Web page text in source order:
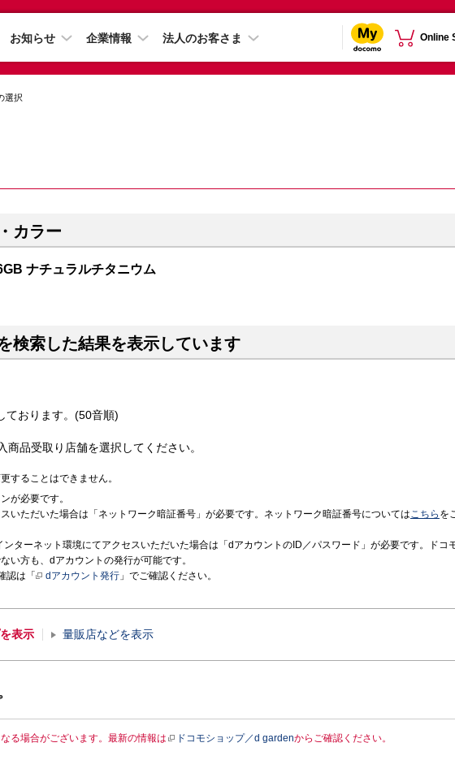
お知らせ 企業情報 法人のお客さま Online
選択
カラー
ナチュラルチタニウム
検索した結果を表示しています
ております。(50音順)
商品受取り店舗を選択してください。
することはできません。
が必要です。
いただいた場合は「ネットワーク暗証番号」が必要です。ネットワーク暗証番号についてはこちら を
ンターネット環境にてアクセスいただいた場合は「dアカウントのID／パスワード」が必要です。ドコ
い方も、dアカウントの発行が可能です。
認は「
dアカウント発行 」でご確認ください。
表示 量販店などを表示
る場合がございます。最新の情報は ドコモショップ／d gardenからご確認ください。